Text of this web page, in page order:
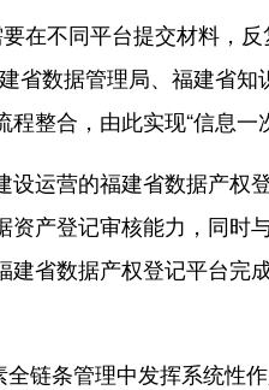
不同平台提交材料，反
省数据管理局、福建省
整合，由此实现“信息一
运营的福建省数据产权
产登记审核能力，同时
省数据产权登记平台完
链条管理中发挥系统性